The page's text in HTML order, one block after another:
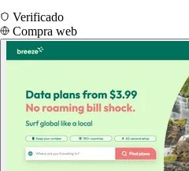
Verificado
Compra web